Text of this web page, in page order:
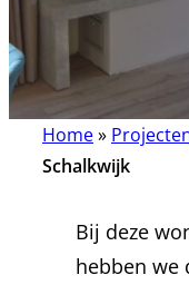
Home»
Schalkwijk
Bij deze
hebben we